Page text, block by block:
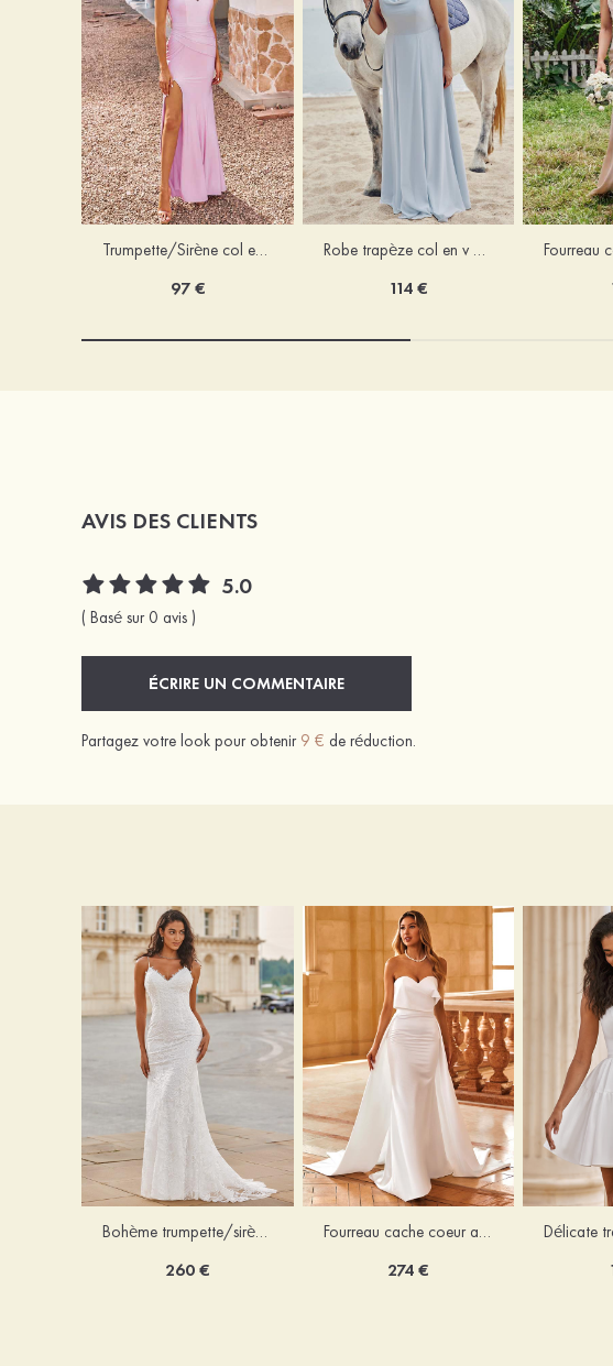
Trumpette/Sirène col en v jersey ras du sol robe de demoiselle d'honneur
97 €
Robe trapèze col en v mousseline ras du sol robe de demoiselle d'honneur
114 €
AVIS DES CLIENTS
5.0
( Basé sur 0 avis )
ÉCRIRE UN COMMENTAIRE
Partagez votre look pour obtenir 9 € de réduction.
Bohème trumpette/sirène col en v dentelle traîne balayage robe de mariée
260 €
Fourreau cache coeur amovible/abattable satin robe de mariée
274 €